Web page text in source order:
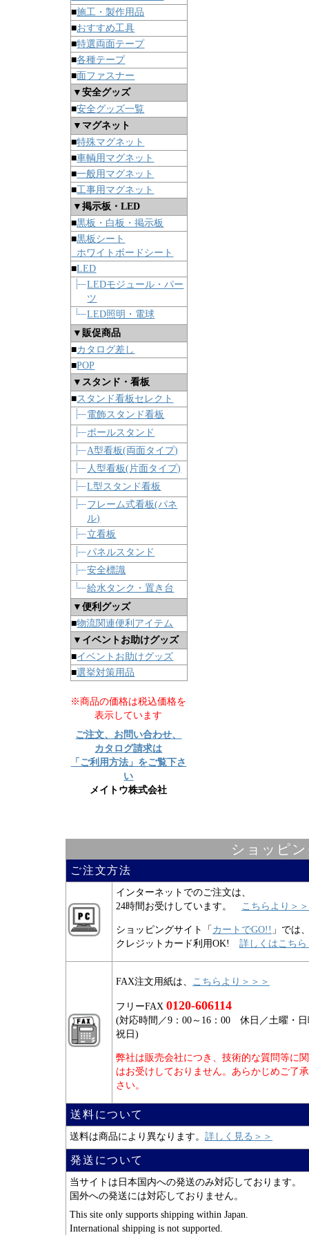
■施工・製作用品
■おすすめ工具
■特選両面テープ
■各種テープ
■面ファスナー
▼安全グッズ
■安全グッズ一覧
▼マグネット
■特殊マグネット
■車輌用マグネット
■一般用マグネット
■工事用マグネット
▼掲示板・LED
■黒板・白板・掲示板
■黒板シート
ホワイトボードシート
■LED
LEDモジュール・パー
ツ
LED照明・電球
▼販促商品
■カタログ差し
■POP
▼スタンド・看板
■スタンド看板セレクト
電飾スタンド看板
ポールスタンド
A型看板(両面タイプ)
人型看板(片面タイプ)
L型スタンド看板
フレーム式看板(パネ
ル)
立看板
パネルスタンド
安全標識
給水タンク・置き台
▼便利グッズ
■物流関連便利アイテム
▼イベントお助けグッズ
■イベントお助けグッズ
■選挙対策用品
※商品の価格は税込価格を
表示しています
ご注文、お問い合わせ、
カタログ請求は
「ご利用方法」をご覧下さ
い
メイトウ株式会社
ショッピ
ご注文方法
インターネットでのご注文は、
24時間お受けしています。 こちらより＞＞
ショッピングサイト「 カートでGO!! 」では
クレジットカード利用OK! 詳しくはこちら
FAX注文用紙は、 こちらより＞＞＞
フリーFAX 0120-606114
(対応時間／9：00～16：00 休日／土曜・
祝日)
弊社は販売会社につき、技術的な質問等に
はお受けしておりません。あらかじめご了
さい。
送料について
送料は商品により異なります。 詳しく見る＞＞
発送について
当サイトは日本国内への発送のみ対応しております。
国外への発送には対応しておりません。
This site only supports shipping within Japan.
International shipping is not supported.